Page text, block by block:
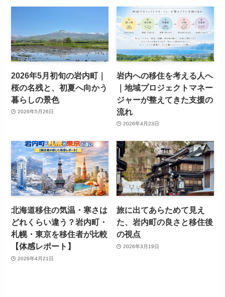
2026年5月初旬の岩内町｜
桜の名残と、初夏へ向かう
暮らしの景色
2026年5月26日
岩内への移住を考える人へ
｜地域プロジェクトマネー
ジャーが整えてきた支援の
流れ
2026年4月23日
北海道移住の気温・寒さは
どれくらい違う？岩内町・
札幌・東京を移住者が比較
【体感レポート】
2026年4月21日
旅に出てあらためて見え
た、岩内町の良さと移住後
の視点
2026年3月19日